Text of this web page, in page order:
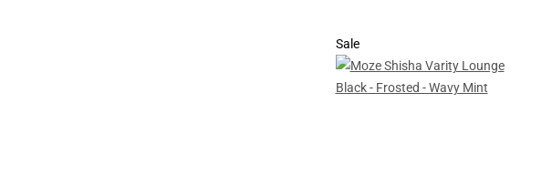
Sale